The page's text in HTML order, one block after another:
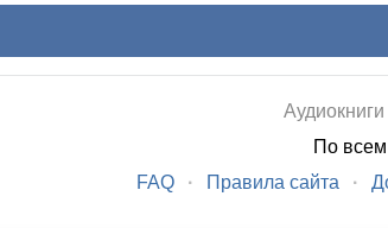
По
FAQ
· Правила сайта ·